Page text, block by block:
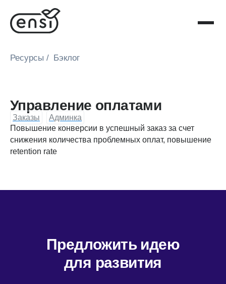
Ресурсы / Бэклог
Управление оплатами
Заказы
Админка
Повышение конверсии в успешный заказ за счет
снижения количества проблемных оплат, повышение
retention rate
Предложить идею
для развития